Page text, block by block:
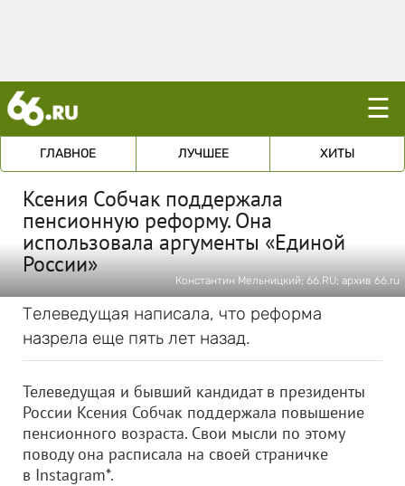
☰
ГЛАВНОЕ ЛУЧШЕЕ ХИТЫ
Ксения Собчак поддержала
пенсионную реформу. Она
использовала аргументы «Единой
России»
Константин Мельницкий; 66.RU; архив 66.ru
Телеведущая написала, что реформа
назрела еще пять лет назад.
Телеведущая и бывший кандидат в президенты
России Ксения Собчак поддержала повышение
пенсионного возраста. Свои мысли по этому
поводу она расписала на своей страничке
в Instagram*.